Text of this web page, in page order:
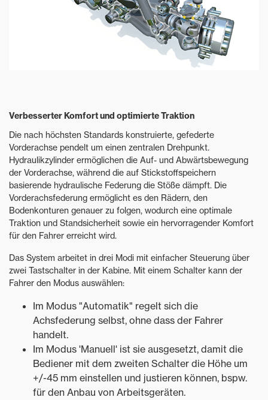
Verbesserter Komfort und optimierte Traktion
Die nach höchsten Standards konstruierte, gefederte
Vorderachse pendelt um einen zentralen Drehpunkt.
Hydraulikzylinder ermöglichen die Auf- und Abwärtsbewegung
der Vorderachse, während die auf Stickstoffspeichern
basierende hydraulische Federung die Stöße dämpft. Die
Vorderachsfederung ermöglicht es den Rädern, den
Bodenkonturen genauer zu folgen, wodurch eine optimale
Traktion und Standsicherheit sowie ein hervorragender Komfort
für den Fahrer erreicht wird.
Das System arbeitet in drei Modi mit einfacher Steuerung über
zwei Tastschalter in der Kabine. Mit einem Schalter kann der
Fahrer den Modus auswählen:
Im Modus "Automatik" regelt sich die
Achsfederung selbst, ohne dass der Fahrer
handelt.
Im Modus 'Manuell' ist sie ausgesetzt, damit die
Bediener mit dem zweiten Schalter die Höhe um
+/-45 mm einstellen und justieren können, bspw.
für den Anbau von Arbeitsgeräten.